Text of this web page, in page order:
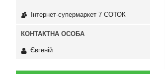
Інтернет-супермаркет 7 СОТОК
Євгеній